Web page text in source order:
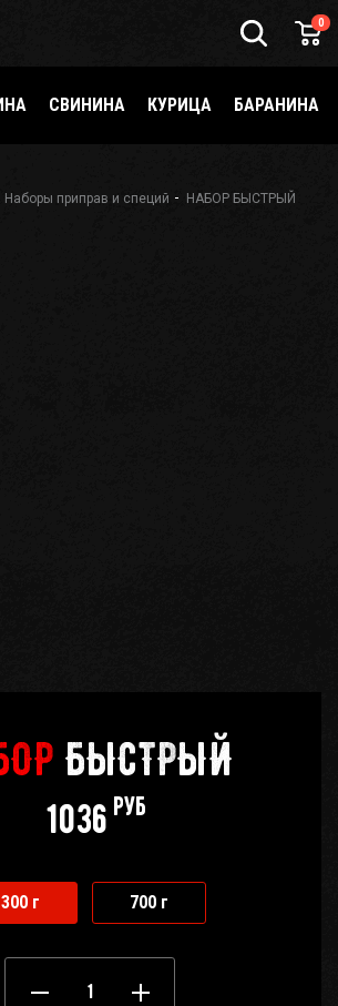
0
СВИНИНА КУРИЦА БАРАНИНА
Наборы приправ и специй НАБОР БЫСТРЫЙ
БЫСТРЫЙ
1036 руб
300 г 700 г